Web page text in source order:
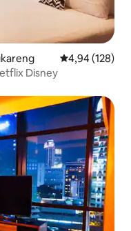
Classificação
4,94 (128)
Disney